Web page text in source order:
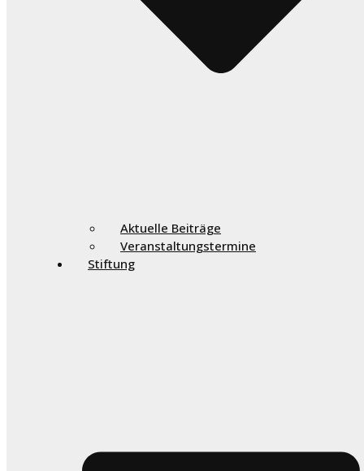
Aktuelle Beiträge
Veranstaltungstermine
Stiftung